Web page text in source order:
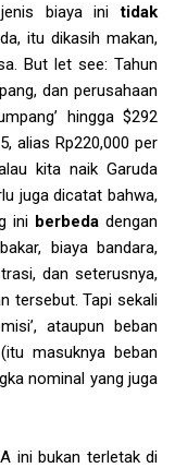
jenis biaya initidak
itu dikasih makan,
But let see: Tahun
dan perusahaan
hingga $292
alias Rp220,000 per
kita naik Garuda
juga dicatat bahwa,
ini berbeda dengan
biaya bandara,
dan seterusnya,
tersebut. Tapi sekali
ataupun beban
masuknya beban
nominal yang juga
ini bukan terletak di